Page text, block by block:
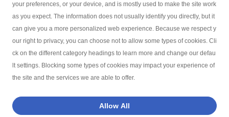
your preferences, or your device, and is mostly used to make the site work
as you expect. The information does not usually identify you directly, but it
can give you a more personalized web experience. Because we respect y
our right to privacy, you can choose not to allow some types of cookies. Cli
ck on the different category headings to learn more and change our defau
lt settings. Blocking some types of cookies may impact your experience of
the site and the services we are able to offer.
Allow All